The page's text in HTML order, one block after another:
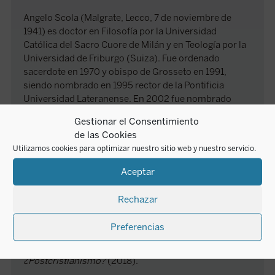
Gestionar el Consentimiento
de las Cookies
Utilizamos cookies para optimizar nuestro sitio web y nuestro servicio.
Aceptar
Rechazar
Preferencias
Angelo Scola (Malgrate, Lecco, 7 de noviembre de
1941) es doctor en Filosofía por la Universidad
Católica del Sacro Cuore de Milán y en Teología por la
Universidad de Friburgo (Suiza). Fue ordenado
sacerdote en 1970 y obispo de Grosseto en 1991,
siendo nombrado en 1995 rector de la Pontificia
Universidad Lateranense. En 2002 fue nombrado
cardenal en 2003. Fue nombrado arzobispo de Milán
por Benedicto XVI en 2011, pasando a ser arzobispo
emérito de Milán en julio de 2017.
Entre sus obras más importantes publicadas en
castellano por Encuentro destacan:
Balthasar: un estilo teológico
Una nueva laicidad
¿Postcristianismo?(2018).